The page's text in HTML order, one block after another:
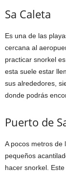
Sa Caleta
Es una de las
cercana al
practicar snorkel
esta suele estar
sus alrededores,
donde podrás
Puerto de
A pocos metros de
pequeños
hacer snorkel.